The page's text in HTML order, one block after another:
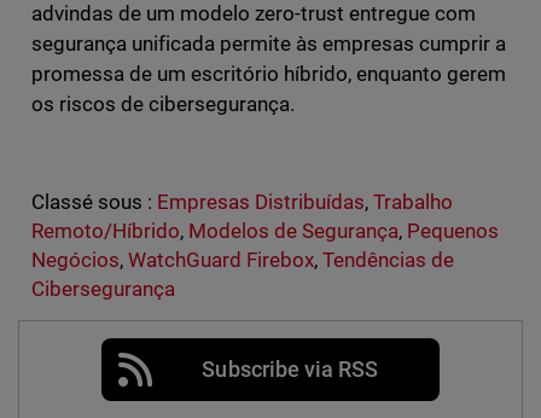
advindas de um modelo zero-trust entregue com
segurança unificada permite às empresas cumprir a
promessa de um escritório híbrido, enquanto gerem
os riscos de cibersegurança.
Classé sous : Empresas Distribuídas,Trabalho
Remoto/Híbrido, Modelos de Segurança, Pequenos
Negócios, WatchGuard Firebox,Tendências de
Cibersegurança
Subscribe via RSS